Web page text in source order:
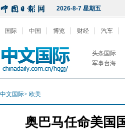
2026-8-7 星期五
国际 中国 博览 财经 汽车
头条国际
军事台海
中文国际> 欧美
奥巴马任命美国